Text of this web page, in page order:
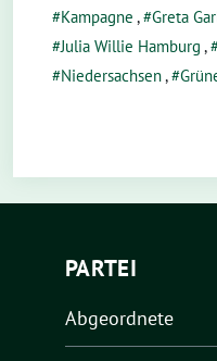
Kampagne , Greta
Julia Willie Hamburg ,
Niedersachsen,
PARTEI
Abgeordnete